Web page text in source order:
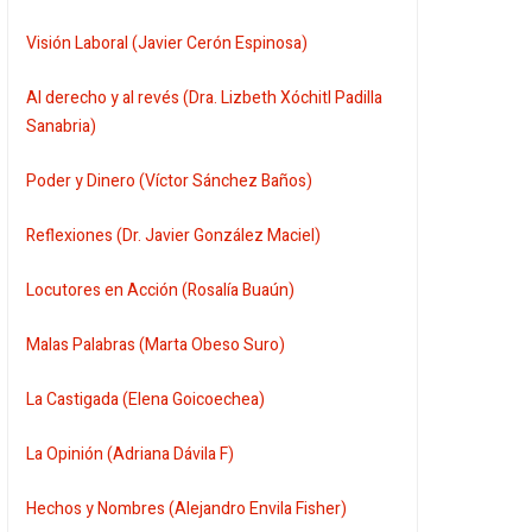
Visión Laboral (Javier Cerón Espinosa)
Al derecho y al revés (Dra. Lizbeth Xóchitl Padilla
Sanabria)
Poder y Dinero (Víctor Sánchez Baños)
Reflexiones (Dr. Javier González Maciel)
Locutores en Acción (Rosalía Buaún)
Malas Palabras (Marta Obeso Suro)
La Castigada (Elena Goicoechea)
La Opinión (Adriana Dávila F)
Hechos y Nombres (Alejandro Envila Fisher)